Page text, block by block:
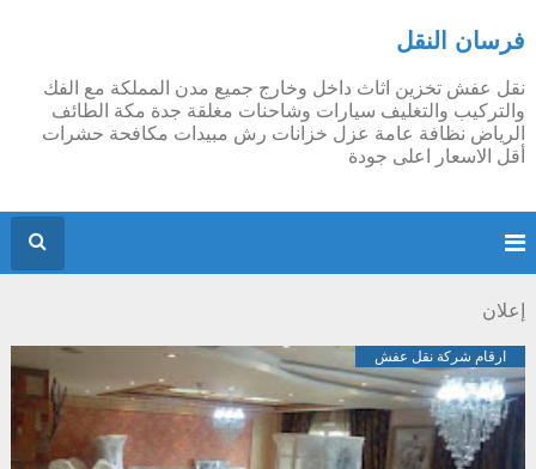
فرسان النقل
نقل عفش تخزين اثاث داخل وخارج جميع مدن المملكة مع الفك
والتركيب والتغليف سيارات وشاحنات مغلقة جدة مكة الطائف
الرياض نظافة عامة عزل خزانات رش مبيدات مكافحة حشرات
أقل الاسعار اعلى جودة
إعلان
ارقام شركة نقل عفش